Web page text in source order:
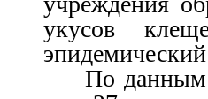
укусов
По данным